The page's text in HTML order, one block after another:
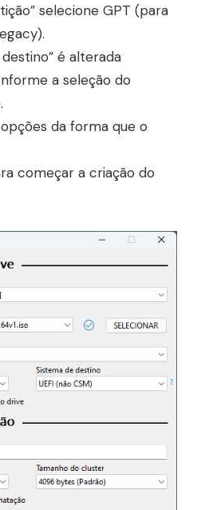
selecione GPT (para
é alterada
a seleção do
da forma que o
começar a criação do